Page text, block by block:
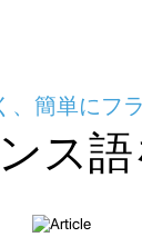
、簡単にフ
ス